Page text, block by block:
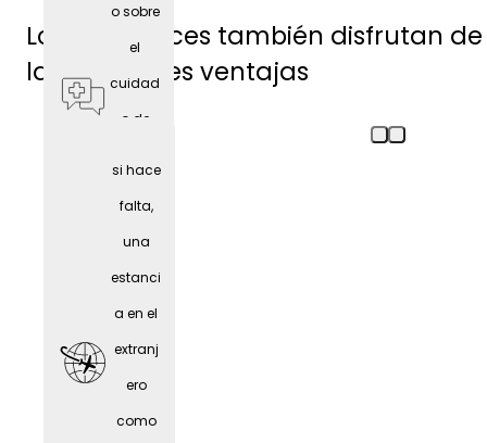
o sobre
el
cuidad
o de
Los aprendices también disfrutan de
las siguientes ventajas
si hace
falta,
una
estanci
a en el
extranj
ero
como